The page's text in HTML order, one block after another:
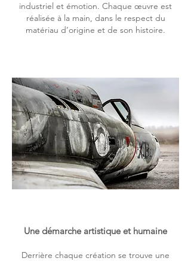
industriel et émotion. Chaque œuvre est
réalisée à la main, dans le respect du
matériau d’origine et de son histoire.
Une démarche artistique et humaine
Derrière chaque création se trouve une